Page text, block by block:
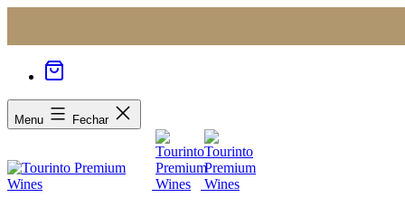
Menu Fechar